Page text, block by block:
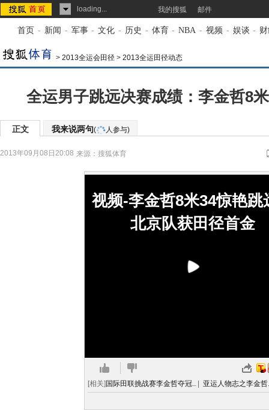
loading... 我的搜狐 邮件
首页 - 新闻 - 军事 - 文化 - 历史 - 体育 - NBA - 视频 - 娱谈 -
> 2013全运会田径 > 2013全运田径动态
全运男子跳远决赛成绩：李金哲8
正文 我来说两句( 人参与)
2013年09月08日20:08 来源： 搜狐体育
视频-李金哲8米34惊艳跳
北京队获田径首金
[相关] 国际田联挑战赛李金哲夺冠.. 亚运人物志之李金哲